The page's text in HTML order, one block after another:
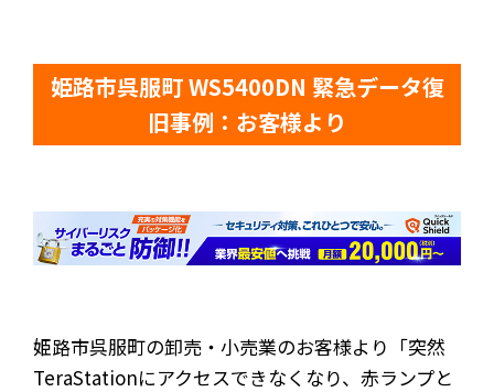
姫路市呉服町 WS5400DN 緊急データ復
旧事例：お客様より
姫路市呉服町の卸売・小売業のお客様より「突然
TeraStationにアクセスできなくなり、赤ランプと